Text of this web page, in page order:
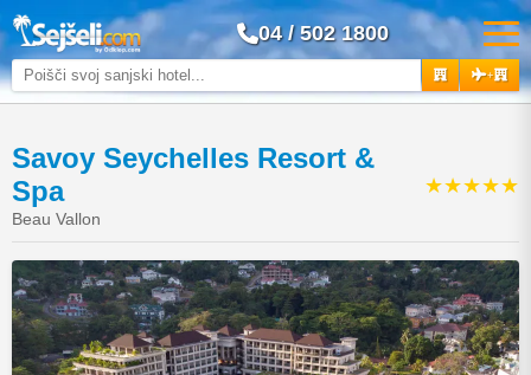
04 / 502 1800
+
Savoy Seychelles Resort &
Spa
Beau Vallon
★★★★★